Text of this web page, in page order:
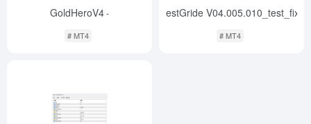
GoldHeroV4-
# MT4
BestGride V04.005.010_test_fix
# MT4